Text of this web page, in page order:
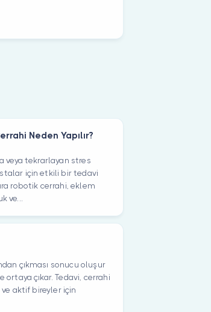
Neden Yapılır?
veya tekrarlayan stres
için etkili bir tedavi
robotik cerrahi, eklem
ve...
çıkması sonucu oluşur
çıkar. Tedavi, cerrahi
ve aktif bireyler için